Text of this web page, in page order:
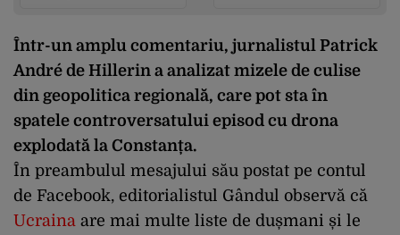
Într-un amplu comentariu, jurnalistul Patrick
André de Hillerin a analizat mizele de culise
din geopolitica regională, care pot sta în
spatele controversatului episod cu drona
explodată la Constanța.
În preambulul mesajului său postat pe contul
de Facebook, editorialistul Gândul observă că
Ucraina are mai multe liste de dușmani și le